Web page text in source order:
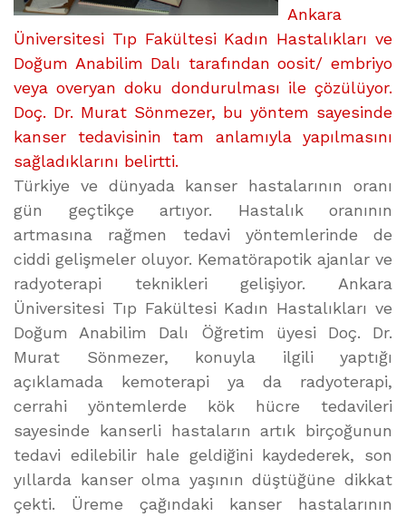
Ankara
Üniversitesi Tıp Fakültesi Kadın Hastalıkları ve
Doğum Anabilim Dalı tarafından oosit/ embriyo
veya overyan doku dondurulması ile çözülüyor.
Doç. Dr. Murat Sönmezer, bu yöntem sayesinde
kanser tedavisinin tam anlamıyla yapılmasını
sağladıklarını belirtti.
Türkiye ve dünyada kanser hastalarının oranı
gün geçtikçe artıyor. Hastalık oranının
artmasına rağmen tedavi yöntemlerinde de
ciddi gelişmeler oluyor. Kematörapotik ajanlar ve
radyoterapi teknikleri gelişiyor. Ankara
Üniversitesi Tıp Fakültesi Kadın Hastalıkları ve
Doğum Anabilim Dalı Öğretim üyesi Doç. Dr.
Murat Sönmezer, konuyla ilgili yaptığı
açıklamada kemoterapi ya da radyoterapi,
cerrahi yöntemlerde kök hücre tedavileri
sayesinde kanserli hastaların artık birçoğunun
tedavi edilebilir hale geldiğini kaydederek, son
yıllarda kanser olma yaşının düştüğüne dikkat
çekti. Üreme çağındaki kanser hastalarının